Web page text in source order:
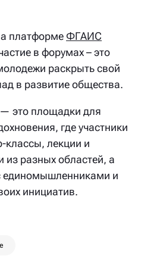
платформеФГАИС
в форумах – это
раскрыть свой
в развитие общества.
это площадки для
где участники
классы, лекции и
из разных областей, а
единомышленниками и
инициатив.